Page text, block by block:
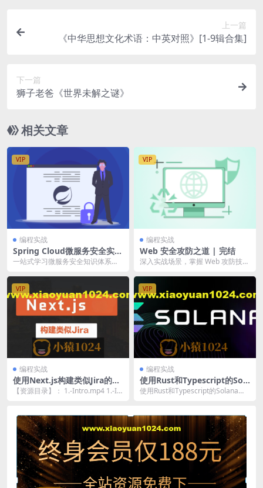
上一篇
《中华思想文化术语：中英对照》[1-9辑合集]
下一篇
狮子老爸《世界未解之谜》
相关文章
VIP
编程实战
Spring Cloud微服务安全实战
中小企业可落地的完整安全方
一站式学习微服务安全知识体系和
构开发时，有三大问...
VIP
编程实战
Web 安全攻防之道 | 完结
深入实战场景，掌握 Web 攻防技巧
VIP
编程实战
使用Next.js构建类似Jira的服
务平台(英文版)
【资源目录】： 1.-Intro.mp4 1.-Int
VIP
编程实战
使用Rust和Typescript的Sola
na区块链开发者训练营(英文
使用Rust和Typescript的Solana区